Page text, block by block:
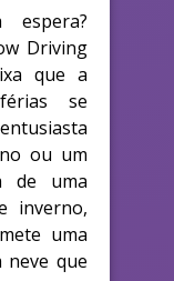
Driving
que a
se
ou um
de uma
inverno,
uma
neve que